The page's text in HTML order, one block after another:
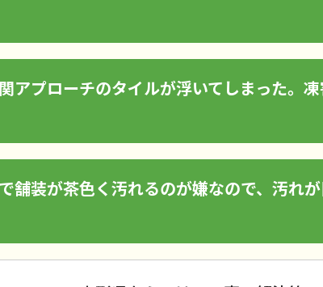
アプローチのタイルが浮いてしまった。
舗装が茶色く汚れるのが嫌なので、汚れ